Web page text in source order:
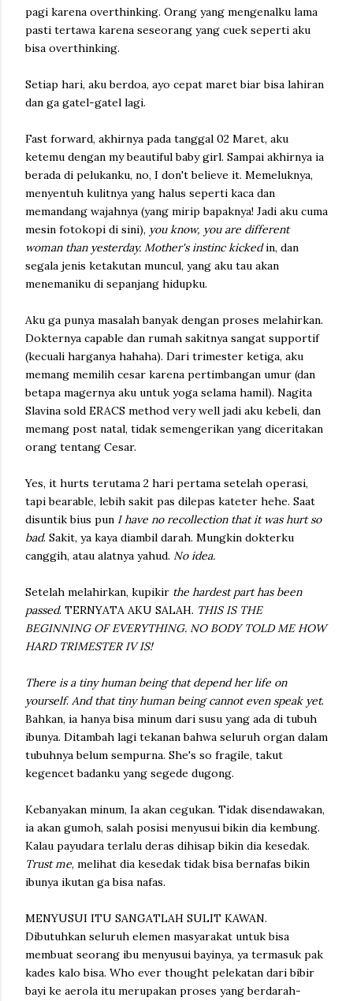
pagi karena overthinking. Orang yang mengenalku lama
pasti tertawa karena seseorang yang cuek seperti aku
bisa overthinking.
Setiap hari, aku berdoa, ayo cepat maret biar bisa lahiran
dan ga gatel-gatel lagi.
Fast forward, akhirnya pada tanggal 02 Maret, aku
ketemu dengan my beautiful baby girl. Sampai akhirnya ia
berada di pelukanku, no, I don't believe it. Memeluknya,
menyentuh kulitnya yang halus seperti kaca dan
memandang wajahnya (yang mirip bapaknya! Jadi aku cuma
mesin fotokopi di sini), you know, you are different
woman than yesterday. Mother's instinc kickedin, dan
segala jenis ketakutan muncul, yang aku tau akan
menemaniku di sepanjang hidupku.
Aku ga punya masalah banyak dengan proses melahirkan.
Dokternya capable dan rumah sakitnya sangat supportif
(kecuali harganya hahaha). Dari trimester ketiga, aku
memang memilih cesar karena pertimbangan umur (dan
betapa magernya aku untuk yoga selama hamil). Nagita
Slavina sold ERACS method very well jadi aku kebeli, dan
memang post natal, tidak semengerikan yang diceritakan
orang tentang Cesar.
Yes, it hurts terutama 2 hari pertama setelah operasi,
tapi bearable, lebih sakit pas dilepas kateter hehe. Saat
disuntik bius pun I have no recollection that it was hurt so
bad. Sakit, ya kaya diambil darah. Mungkin dokterku
canggih, atau alatnya yahud. No idea.
Setelah melahirkan, kupikir the hardest part has been
passed. TERNYATA AKU SALAH. THIS IS THE
BEGINNING OF EVERYTHING. NO BODY TOLD ME HOW
HARD TRIMESTER IV IS!
There is a tiny human being that depend her life on
yourself. And that tiny human being cannot even speak yet.
Bahkan, ia hanya bisa minum dari susu yang ada di tubuh
ibunya. Ditambah lagi tekanan bahwa seluruh organ dalam
tubuhnya belum sempurna. She's so fragile, takut
kegencet badanku yang segede dugong.
Kebanyakan minum, Ia akan cegukan. Tidak disendawakan,
ia akan gumoh, salah posisi menyusui bikin dia kembung.
Kalau payudara terlalu deras dihisap bikin dia kesedak.
Trust me, melihat dia kesedak tidak bisa bernafas bikin
ibunya ikutan ga bisa nafas.
MENYUSUI ITU SANGATLAH SULIT KAWAN.
Dibutuhkan seluruh elemen masyarakat untuk bisa
membuat seorang ibu menyusui bayinya, ya termasuk pak
kades kalo bisa. Who ever thought pelekatan dari bibir
bayi ke aerola itu merupakan proses yang berdarah-